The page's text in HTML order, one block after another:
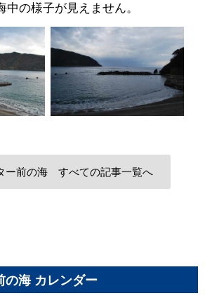
の様子が見えません。
ー前の海 すべての記事一覧へ
の海 カレンダー